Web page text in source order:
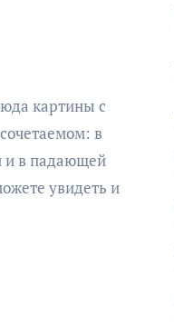
картины с
в
и в падающей
увидеть и